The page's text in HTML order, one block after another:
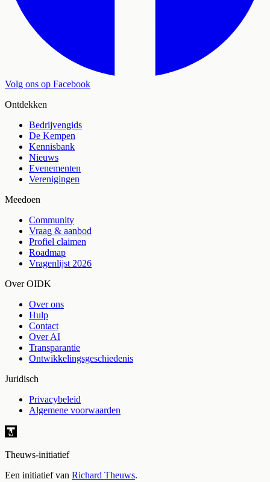
Volg ons op Facebook
Ontdekken
Bedrijvengids
De Kempen
Kennisbank
Nieuws
Evenementen
Verenigingen
Meedoen
Community
Vraag & aanbod
Profiel claimen
Roadmap
Vragenlijst 2026
Over OIDK
Over ons
Hulp
Contact
Over AI
Transparantie
Ontwikkelingsgeschiedenis
Juridisch
Privacybeleid
Algemene voorwaarden
Theuws-initiatief
Een initiatief van Richard Theuws.